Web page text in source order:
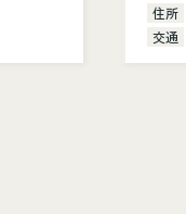
住所
交通